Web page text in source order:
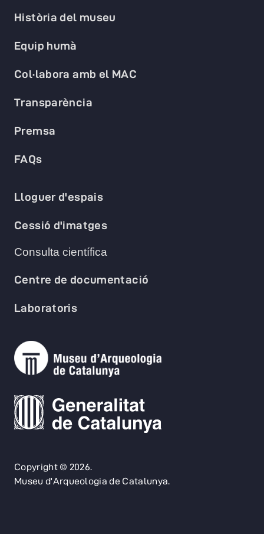
Copyright © 2026.
Museu d'Arqueologia de Catalunya.
Història del museu
Equip humà
Col·labora amb el MAC
Transparència
Premsa
FAQs
Lloguer d'espais
Cessió d'imatges
Consulta científica
Centre de documentació
Laboratoris